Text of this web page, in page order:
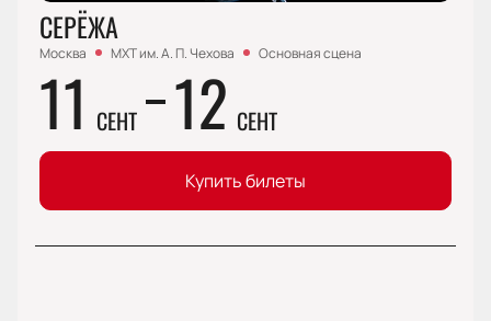
СЕРЁЖА
Москва МХТ им. А. П. Чехова Основная сцена
11 СЕНТ 12 СЕНТ
Купить билеты